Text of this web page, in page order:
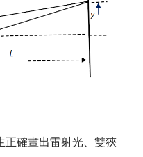
正確畫出雷射光、雙狹